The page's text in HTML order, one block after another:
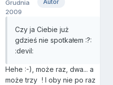
Autor
Grudnia
2009
Czy ja Ciebie już
gdzieś nie spotkałem :?:
:devil:
Hehe :-), może raz, dwa... a
może trzy ! I oby nie po raz